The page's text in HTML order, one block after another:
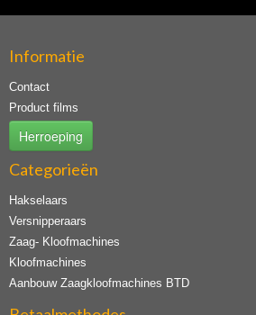
Informatie
Contact
Product films
Herroeping
Categorieën
Hakselaars
Versnipperaars
Zaag- Kloofmachines
Kloofmachines
Aanbouw Zaagkloofmachines BTD